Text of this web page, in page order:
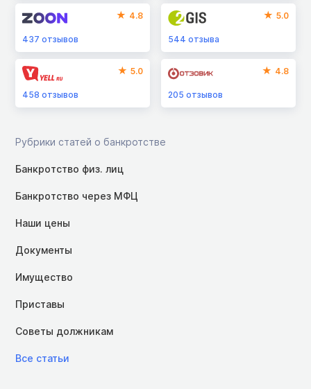
4.8
437 отзывов
5.0
544отзыва
5.0
458 отзывов
4.8
205отзывов
Рубрики статей о банкротстве
Банкротство физ. лиц
Банкротство через МФЦ
Наши цены
Документы
Имущество
Приставы
Советы должникам
Все статьи